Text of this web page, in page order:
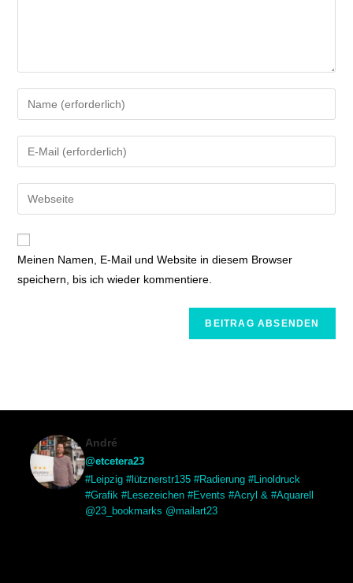
Meinen Namen, E-Mail und Website in diesem Browser
speichern, bis ich wieder kommentiere.
André
@etcetera23
#Leipzig #lütznerstr135 #Radierung #Linoldruck
#Grafik #Lesezeichen #Events #Acryl & #Aquarell
@23_bookmarks @mailart23